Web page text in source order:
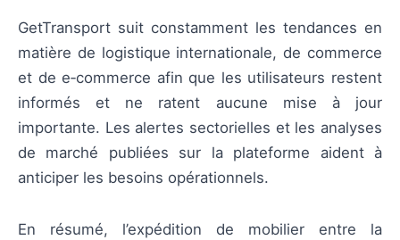
GetTransport suit constamment les tendances en
matière de logistique internationale, de commerce
et de e‑commerce afin que les utilisateurs restent
informés et ne ratent aucune mise à jour
importante. Les alertes sectorielles et les analyses
de marché publiées sur la plateforme aident à
anticiper les besoins opérationnels.
En résumé, l’expédition de mobilier entre la